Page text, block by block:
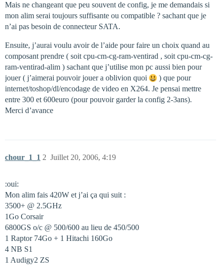
Mais ne changeant que peu souvent de config, je me demandais si
mon alim serai toujours suffisante ou compatible ? sachant que je
n’ai pas besoin de connecteur SATA.
Ensuite, j’aurai voulu avoir de l’aide pour faire un choix quand au
composant prendre ( soit cpu-cm-cg-ram-ventirad , soit cpu-cm-cg-
ram-ventirad-alim ) sachant que j’utilise mon pc aussi bien pour
jouer ( j’aimerai pouvoir jouer a oblivion quoi
) que pour
internet/toshop/dl/encodage de video en X264. Je pensai mettre
entre 300 et 600euro (pour pouvoir garder la config 2-3ans).
Merci d’avance
chour_1_1 Juillet 20, 2006, 4:19
2
:oui:
Mon alim fais 420W et j’ai ça qui suit :
3500+ @ 2.5GHz
1Go Corsair
6800GS o/c @ 500/600 au lieu de 450/500
1 Raptor 74Go + 1 Hitachi 160Go
4 NB S1
1 Audigy2 ZS